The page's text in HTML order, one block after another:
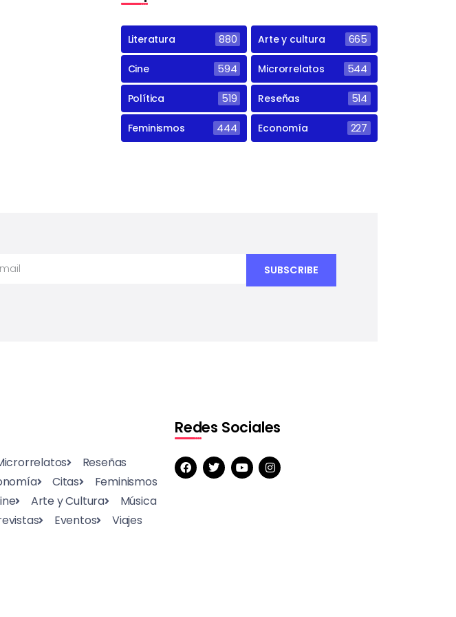
Literatura 880 Arte y cultura 665
Cine 594 Microrrelatos 544
Política 519 Reseñas 514
Feminismos 444 Economía 227
Reseñas
Citas
Feminismos
Arte y Cultura
Música
Eventos Viajes
Redes Sociales